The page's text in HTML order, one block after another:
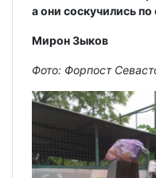
а они соскучились
Мирон Зыков
Фото: Форпост